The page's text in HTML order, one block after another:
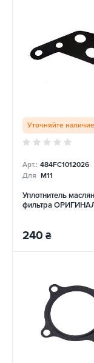
Уточняйте наличие
Арт.: 484FC1012026
Для M11
Уплотнитель
фильтра
240 ₴